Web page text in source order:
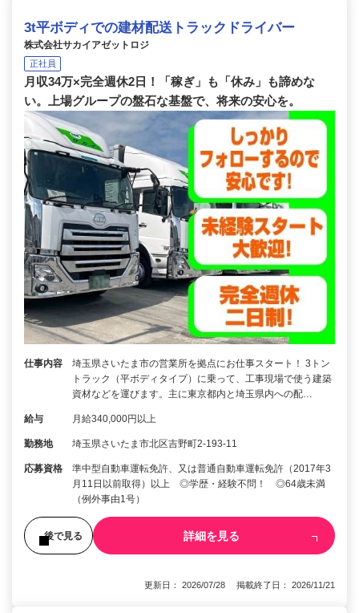
3t平ボディでの建材配送トラックドライバー
株式会社サカイアゼットロジ
正社員
月収34万×完全週休2日！「稼ぎ」も「休み」も諦めな
い。上場グループの盤石な基盤で、将来の安心を。
仕事内容
埼玉県さいたま市の営業所を拠点にお仕事スタート！ 3トン
トラック（平ボディタイプ）に乗って、工事現場で使う建築
資材などを運びます。主に東京都内と埼玉県内への配…
給与 月給340,000円以上
勤務地 埼玉県さいたま市北区吉野町2-193-11
応募資格
準中型自動車運転免許、又は普通自動車運転免許（2017年3
月11日以前取得）以上 ◎学歴・経験不問！ ◎64歳未満
（例外事由1号）
後で見る 詳細を見る
更新日： 2026/07/28 掲載終了日： 2026/11/21